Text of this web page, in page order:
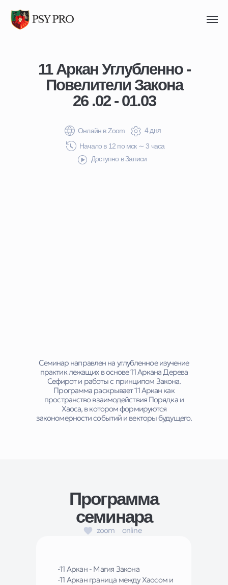
Начало в 12 по мск ∼ 3 часа
Доступно в Записи
Онлайн в Zoom 4 дня
Семинар направлен на углубленное изучение
практик лежащих в основе 11 Аркана Дерева
Сефирот и работы с принципом Закона.
Программа раскрывает 11 Аркан как
пространство взаимодействия Порядка и
Хаоса, в котором формируются
закономерности событий и векторы будущего.
11 Аркан Углубленно -
Повелители Закона
26 .02 - 01.03
Программа
семинара
zoom online
-11 Аркан - Магия Закона
-11 Аркан граница между Хаосом и